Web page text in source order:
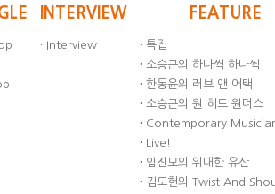
INTERVIEW
· Interview
FEATURE
· 특집
· 소승근의 하나씩 하나씩
· 한동윤의 러브 앤 어택
· 소승근의 원 히트 원더스
· Contemporary
· Live!
· 임진모의 위대한 유산
· 김도헌의 Twist And